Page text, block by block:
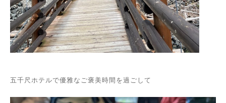
五千尺ホテルで優雅なご褒美時間を過ごして